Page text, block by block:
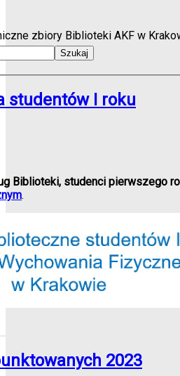
zbiory Biblioteki AKF w
studentów I roku
Biblioteki, studenci pierwszego
.
2023